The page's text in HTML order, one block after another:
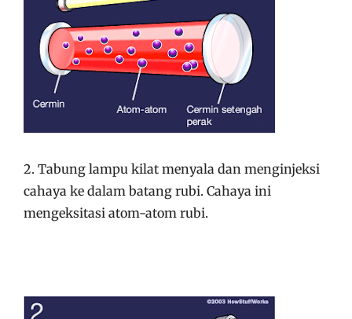
2. Tabung lampu kilat menyala dan menginjeksi
cahaya ke dalam batang rubi. Cahaya ini
mengeksitasi atom-atom rubi.